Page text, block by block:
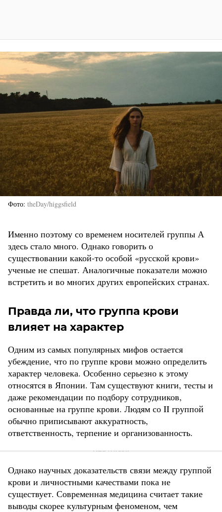
Фото theDay/higgsfield
Именно поэтому со временем носителей группы А
здесь стало много. Однако говорить о
существовании какой-то особой «русской крови»
ученые не спешат. Аналогичные показатели можно
встретить и во многих других европейских странах.
Правда ли, что группа крови
влияет на характер
Одним из самых популярных мифов остается
убеждение, что по группе крови можно определить
характер человека. Особенно серьезно к этому
относятся в Японии. Там существуют книги, тесты и
даже рекомендации по подбору сотрудников,
основанные на группе крови. Людям со II группой
обычно приписывают аккуратность,
ответственность, терпение и организованность.
Однако научных доказательств связи между группой
крови и личностными качествами пока не
существует. Современная медицина считает такие
выводы скорее культурным феноменом, чем